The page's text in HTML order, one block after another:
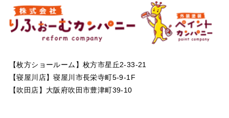
【枚方ショールーム】枚方市星丘2-33-21
【寝屋川店】寝屋川市長栄寺町5-9-1F
【吹田店】大阪府吹田市豊津町39-10